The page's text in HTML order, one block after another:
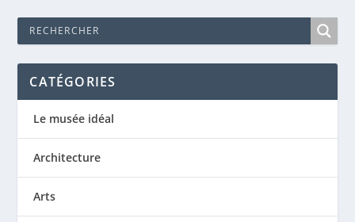
CATÉGORIES
Le musée idéal
Architecture
Arts